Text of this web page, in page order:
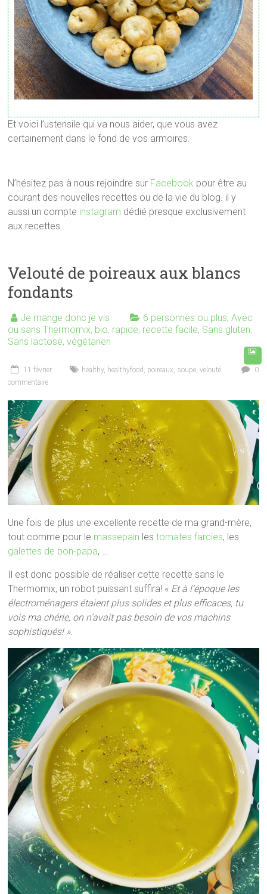
Et voici l’ustensile qui va nous aider, que vous avez
certainement dans le fond de vos armoires.
N’hésitez pas à nous rejoindre sur Facebook pour être au
courant des nouvelles recettes ou de la vie du blog. il y
aussi un compte instagram dédié presque exclusivement
aux recettes.
Velouté de poireaux aux blancs
fondants
Je mange donc je vis 6 personnes ou plus,Avec
ou sans Thermomix, bio, rapide, recette facile, Sans gluten,
Sans lactose,végétarien
11 février healthy, healthyfood , poireaux, soupe,velouté
0
commentaire
Une fois de plus une excellente recette de ma grand-mère,
tout comme pour le massepain lestomates farcies, les
galettes de bon-papa, …
Il est donc possible de réaliser cette recette sans le
Thermomix, un robot puissant suffira! « Et à l’époque les
électroménagers étaient plus solides et plus efficaces, tu
vois ma chérie, on n’avait pas besoin de vos machins
sophistiqués! ».